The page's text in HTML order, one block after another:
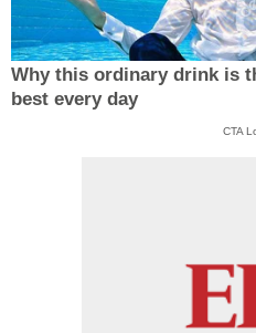
Why this ordinary drink is
best every day
CTA